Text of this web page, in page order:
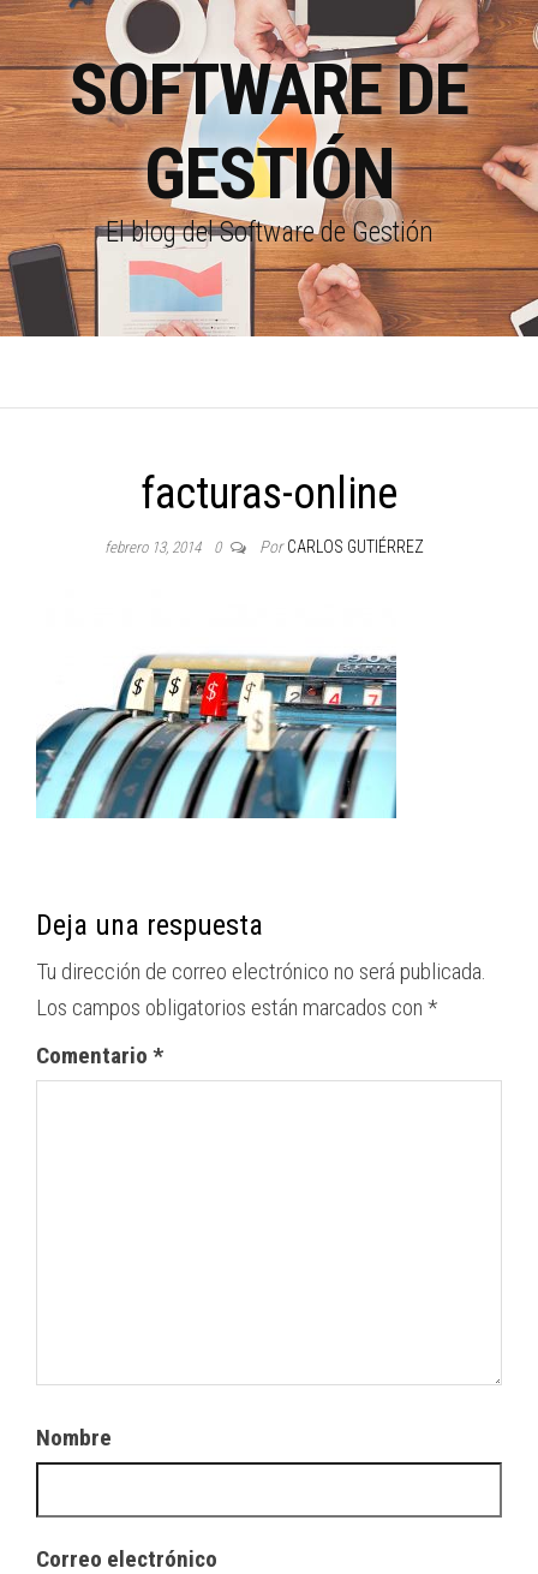
SOFTWARE DE
GESTIÓN
El blog del Software de Gestión
facturas-online
febrero 13, 2014 0 Por CARLOS GUTIÉRREZ
Deja una respuesta
Tu dirección de correo electrónico no será publicada.
Los campos obligatorios están marcados con *
Comentario *
Nombre
Correo electrónico